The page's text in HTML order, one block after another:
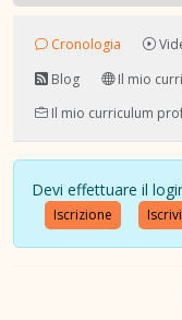
Cronologia
Blog
Il mio
Il mio curriculum
Devi effettuare il
Iscrizione